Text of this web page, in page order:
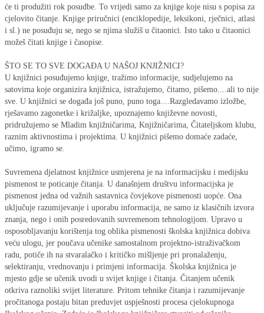
će ti produžiti rok posudbe. To vrijedi samo za knjige koje nisu s popisa za
cjelovito čitanje. Knjige priručnici (enciklopedije, leksikoni, rječnici, atlasi
i sl.) ne posuđuju se, nego se njima služiš u čitaonici. Isto tako u čitaonici
možeš čitati knjige i časopise.
ŠTO SE TO SVE DOGAĐA U NAŠOJ KNJIŽNICI?
U knjižnici posuđujemo knjige, tražimo informacije, sudjelujemo na
satovima koje organizira knjižnica, istražujemo, čitamo, pišemo....ali to nije
sve. U knjižnici se događa još puno, puno toga....Razgledavamo izložbe,
rješavamo zagonetke i križaljke, upoznajemo književne novosti,
pridružujemo se Mladim knjižničarima, Knjižničarima, Čitateljskom klubu,
raznim aktivnostima i projektima. U knjižnici pišemo domaće zadaće,
učimo, igramo se.
Suvremena djelatnost knjižnice usmjerena je na informacijsku i medijsku
pismenost te poticanje čitanja. U današnjem društvu informacijska je
pismenost jedna od važnih sastavnica čovjekove pismenosti uopće. Ona
uključuje razumijevanje i uporabu informacija, ne samo iz klasičnih izvora
znanja, nego i onih posredovanih suvremenom tehnologijom. Upravo u
osposobljavanju korištenja tog oblika pismenosti školska knjižnica dobiva
veću ulogu, jer poučava učenike samostalnom projektno-istraživačkom
radu, potiče ih na stvaralačko i kritičko mišljenje pri pronalaženju,
selektiranju, vrednovanju i primjeni informacija. Školska knjižnica je
mjesto gdje se učenik uvodi u svijet knjige i čitanja. Čitanjem učenik
otkriva raznoliki svijet literature. Pritom tehnike čitanja i razumijevanje
pročitanoga postaju bitan preduvjet uspješnosti procesa cjelokupnoga